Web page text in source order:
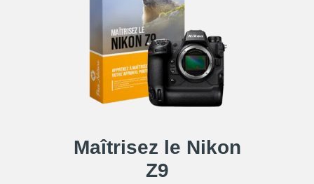
Maîtrisez le Nikon
Z9